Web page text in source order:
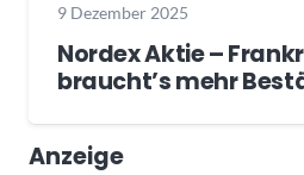
9 Dezember 2025
Nordex Aktie –
braucht’s mehr
Anzeige